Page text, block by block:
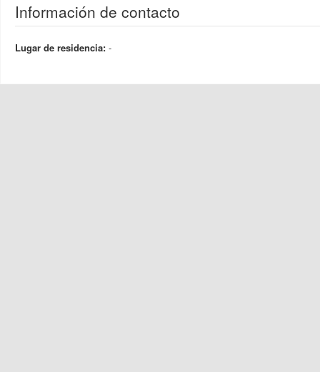
Información de contacto
Lugar de residencia: -